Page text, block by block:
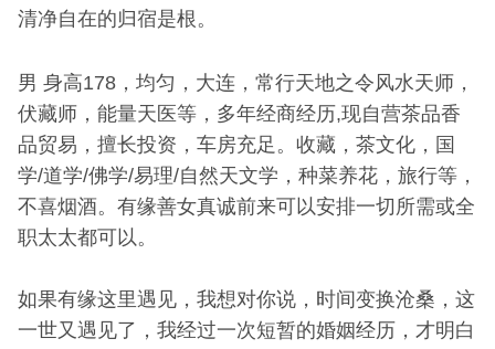
清净自在的归宿是根。
男 身高178，均匀，大连，常行天地之令风水天师，
伏藏师，能量天医等，多年经商经历,现自营茶品香
品贸易，擅长投资，车房充足。收藏，茶文化，国
学/道学/佛学/易理/自然天文学，种菜养花，旅行等，
不喜烟酒。有缘善女真诚前来可以安排一切所需或全
职太太都可以。
如果有缘这里遇见，我想对你说，时间变换沧桑，这
一世又遇见了，我经过一次短暂的婚姻经历，才明白